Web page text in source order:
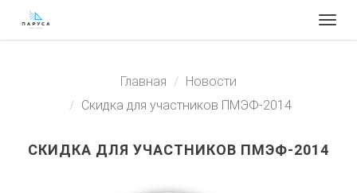
Главная
Новости
Скидка для участников ПМЭФ-2014
СКИДКА ДЛЯ УЧАСТНИКОВ ПМЭФ-2014